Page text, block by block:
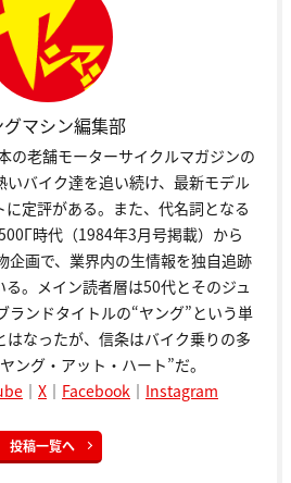
グマシン編集部
の老舗モーターサイクルマガジンの
バイク達を追い続け、最新モデル
に定評がある。また、代名詞となる
時代（1984年3月号掲載）から
企画で、業界内の生情報を独自追跡
る。メイン読者層は50代とそのジュ
ランドタイトルの“ヤング”という単
なったが、信条はバイク乗りの多
ング・アット・ハート”だ。
｜ X ｜ Facebook ｜ Instagram
投稿一覧へ